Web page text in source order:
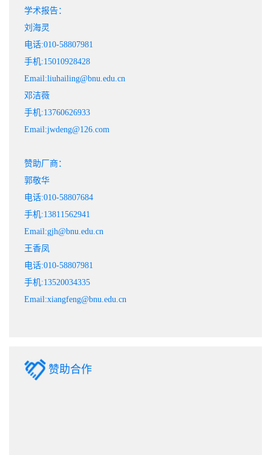
学术报告：
刘海灵
电话:010-58807981
手机:15010928428
Email:liuhailing@bnu.edu.cn
邓洁薇
手机:13760626933
Email:jwdeng@126.com
赞助厂商：
郭敬华
电话:010-58807684
手机:13811562941
Email:gjh@bnu.edu.cn
王香凤
电话:010-58807981
手机:13520034335
Email:xiangfeng@bnu.edu.cn
赞助合作